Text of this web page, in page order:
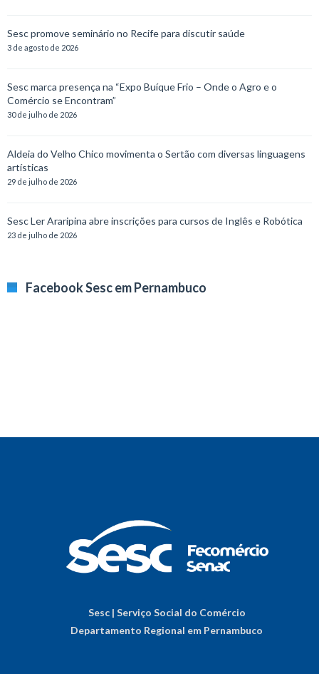
Sesc promove seminário no Recife para discutir saúde
3 de agosto de 2026
Sesc marca presença na “Expo Buíque Frio – Onde o Agro e o
Comércio se Encontram”
30 de julho de 2026
Aldeia do Velho Chico movimenta o Sertão com diversas linguagens
artísticas
29 de julho de 2026
Sesc Ler Araripina abre inscrições para cursos de Inglês e Robótica
23 de julho de 2026
Facebook Sesc em Pernambuco
Sesc | Serviço Social do Comércio
Departamento Regional em Pernambuco